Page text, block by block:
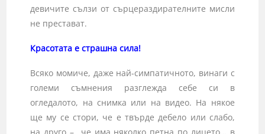
девичите сълзи от сърцераздирателните мисли
не престават.
Красотата е страшна сила!
Всяко момиче, даже най-симпатичното, винаги с
големи съмнения разглежда себе си в
огледалото, на снимка или на видео. На някое
ще му се стори, че е твърде дебело или слабо,
на друго – че има няколко петна по лицето… в